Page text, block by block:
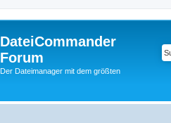
DateiCommander
Forum
Der Dateimanager mit dem größten